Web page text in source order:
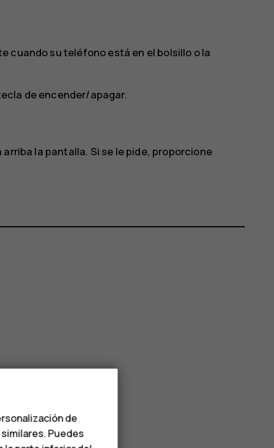
cuando su teléfono está en el bolsillo o la
de encender/apagar.
la pantalla. Si se le pide, proporcione
de
Puedes